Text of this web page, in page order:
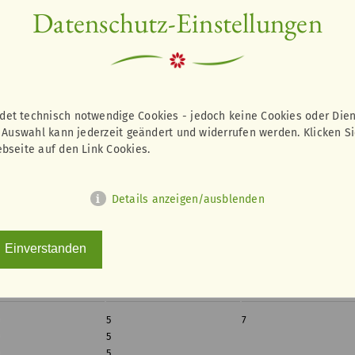
5
5
5
5
7
5
5
7
Datenschutz-Einstellungen
technisch notwendige Cookies - jedoch keine Cookies oder
kann jederzeit geändert und widerrufen werden. Klicken
auf den Link Cookies.
Details anzeigen/ausblenden
Einverstanden